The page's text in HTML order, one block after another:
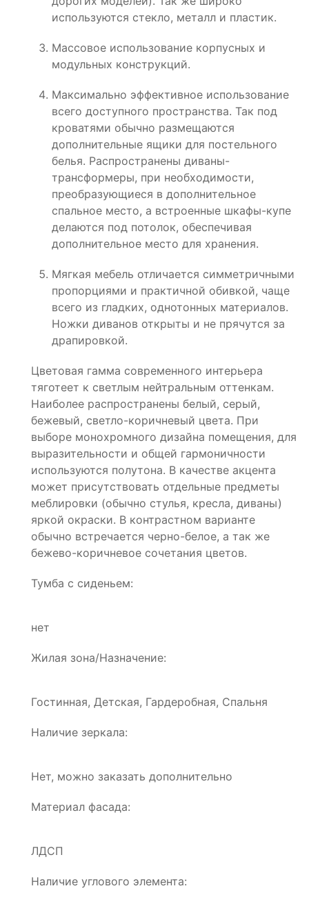
используются стекло, металл и пластик.
Массовое использование корпусных и
модульных конструкций.
Максимально эффективное использование
всего доступного пространства. Так под
кроватями обычно размещаются
дополнительные ящики для постельного
белья. Распространены диваны-
трансформеры, при необходимости,
преобразующиеся в дополнительное
спальное место, а встроенные шкафы-купе
делаются под потолок, обеспечивая
дополнительное место для хранения.
Мягкая мебель отличается симметричными
пропорциями и практичной обивкой, чаще
всего из гладких, однотонных материалов.
Ножки диванов открыты и не прячутся за
драпировкой.
Цветовая гамма современного интерьера
тяготеет к светлым нейтральным оттенкам.
Наиболее распространены белый, серый,
бежевый, светло-коричневый цвета. При
выборе монохромного дизайна помещения, для
выразительности и общей гармоничности
используются полутона. В качестве акцента
может присутствовать отдельные предметы
меблировки (обычно стулья, кресла, диваны)
яркой окраски. В контрастном варианте
обычно встречается черно-белое, а так же
бежево-коричневое сочетания цветов.
Тумба с сиденьем:
нет
Жилая зона/Назначение:
Гостинная, Детская, Гардеробная, Спальня
Наличие зеркала:
Нет, можно заказать дополнительно
Материал фасада:
ЛДСП
Наличие углового элемента: